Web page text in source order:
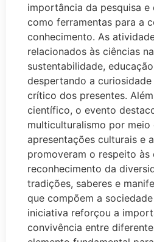
importância da pesquisa e
como ferramentas para a
conhecimento. As
relacionados às ciências
sustentabilidade,
despertando a
crítico dos presentes.
científico, o evento
multiculturalismo por meio
apresentações culturais e
promoveram o respeito às
reconhecimento da
tradições, saberes e
que compõem a
iniciativa reforçou a
convivência entre